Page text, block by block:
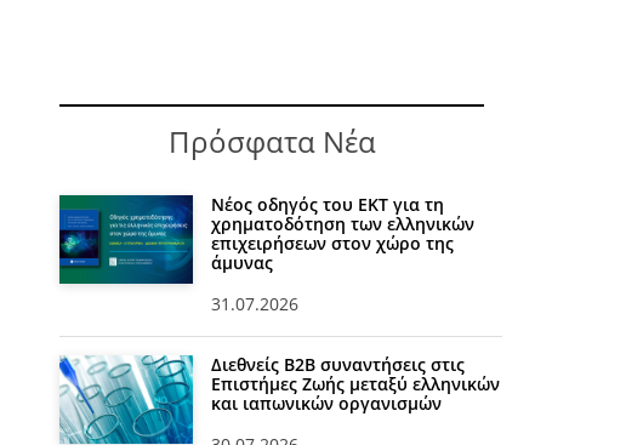
Πρόσφατα Νέα
Νέος οδηγός του ΕΚΤ για τη
χρηματοδότηση των ελληνικών
επιχειρήσεων στον χώρο της
άμυνας
31.07.2026
Διεθνείς Β2Β συναντήσεις στις
Επιστήμες Ζωής μεταξύ ελληνικών
και ιαπωνικών οργανισμών